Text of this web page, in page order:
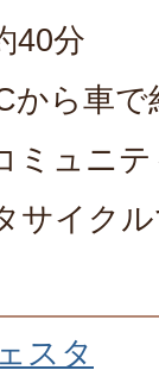
40分
から車で
ミュニ
サイク
スタ